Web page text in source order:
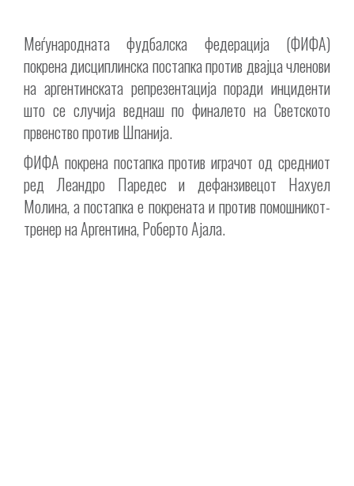
Меѓународната фудбалска федерација (ФИФА)
покрена дисциплинска постапка против двајца членови
на аргентинската репрезентација поради инциденти
што се случија веднаш по финалето на Светското
првенство против Шпанија.
ФИФА покрена постапка против играчот од средниот
ред Леандро Паредес и дефанзивецот Нахуел
Молина, а постапка е покрената и против помошникот-
тренер на Аргентина, Роберто Ајала.